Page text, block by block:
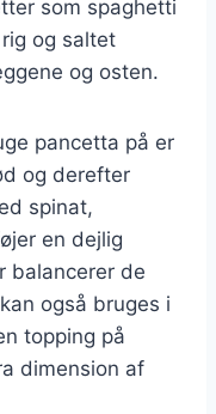
som spaghetti
og saltet
og osten.
pancetta på er
og derefter
spinat,
en dejlig
balancerer de
også bruges i
topping på
dimension af